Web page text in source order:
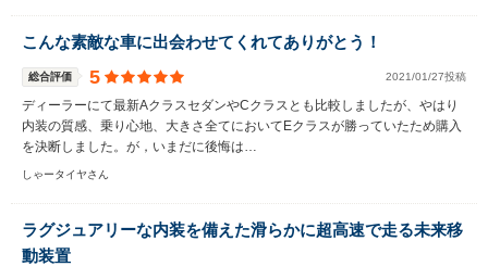
こんな素敵な車に出会わせてくれてありがとう！
総合評価 5 2021/01/27投稿
ディーラーにて最新AクラスセダンやCクラスとも比較しましたが、やはり
内装の質感、乗り心地、大きさ全てにおいてEクラスが勝っていたため購入
を決断しました。が，いまだに後悔は…
しゃータイヤさん
ラグジュアリーな内装を備えた滑らかに超高速で走る未来移
動装置